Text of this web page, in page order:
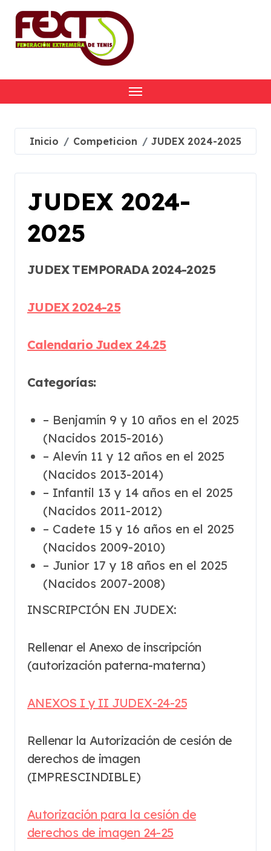
content
Inicio Competicion JUDEX 2024-2025
JUDEX 2024-
2025
JUDEX TEMPORADA 2024-2025
JUDEX 2024-25
Calendario Judex 24.25
Categorías:
– Benjamín 9 y 10 años en el 2025
(Nacidos 2015-2016)
– Alevín 11 y 12 años en el 2025
(Nacidos 2013-2014)
– Infantil 13 y 14 años en el 2025
(Nacidos 2011-2012)
– Cadete 15 y 16 años en el 2025
(Nacidos 2009-2010)
– Junior 17 y 18 años en el 2025
(Nacidos 2007-2008)
INSCRIPCIÓN EN JUDEX:
Rellenar el Anexo de inscripción
(autorización paterna-materna)
ANEXOS I y II JUDEX-24-25
Rellenar la Autorización de cesión de
derechos de imagen
(IMPRESCINDIBLE)
Autorización para la cesión de
derechos de imagen 24-25